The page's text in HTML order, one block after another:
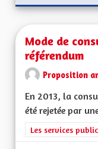
Mode de
référendum
Proposition
En 2013, la
été rejetée par
Filtrer les
Les services